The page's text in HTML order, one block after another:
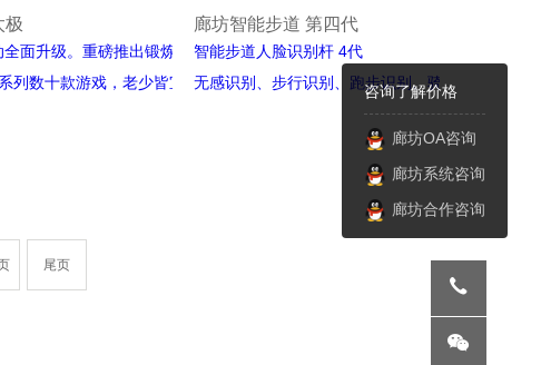
咨询了解价格
廊坊OA咨询
廊坊系统咨询
廊坊合作咨询
极
全面升级。重磅推出锻炼健身系列
列数十款游戏，老少皆宜！利用
廊坊智能步道 第四代
智能步道人脸识别杆 4代
无感识别、步行识别、跑步识别、骑车识别、
多人同时识别、用户隐私保护
尾页